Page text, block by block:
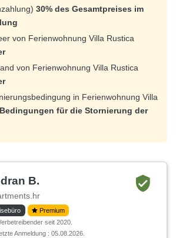
30% des Gesamtpreises im
von Ferienwohnung Villa Rustica
von Ferienwohnung Villa Rustica
in Ferienwohnung Villa
für die Stornierung der
B.
Premium
seit 2020.
Anmeldung : 05.08.2026.